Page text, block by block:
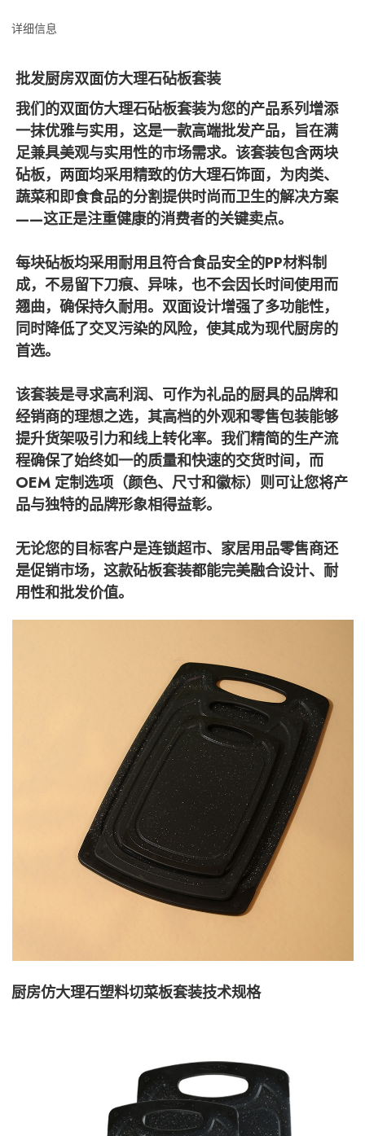
详细信息
批发厨房双面仿大理石砧板套装
我们的双面仿大理石砧板套装为您的产品系列增添
一抹优雅与实用，这是一款高端批发产品，旨在满
足兼具美观与实用性的市场需求。该套装包含两块
砧板，两面均采用精致的仿大理石饰面，为肉类、
蔬菜和即食食品的分割提供时尚而卫生的解决方案
——这正是注重健康的消费者的关键卖点。
每块砧板均采用耐用且符合食品安全的PP材料制
成，不易留下刀痕、异味，也不会因长时间使用而
翘曲，确保持久耐用。双面设计增强了多功能性，
同时降低了交叉污染的风险，使其成为现代厨房的
首选。
该套装是寻求高利润、可作为礼品的厨具的品牌和
经销商的理想之选，其高档的外观和零售包装能够
提升货架吸引力和线上转化率。我们精简的生产流
程确保了始终如一的质量和快速的交货时间，而
OEM 定制选项（颜色、尺寸和徽标）则可让您将产
品与独特的品牌形象相得益彰。
无论您的目标客户是连锁超市、家居用品零售商还
是促销市场，这款砧板套装都能完美融合设计、耐
用性和批发价值。
厨房仿大理石塑料切菜板套装技术规格